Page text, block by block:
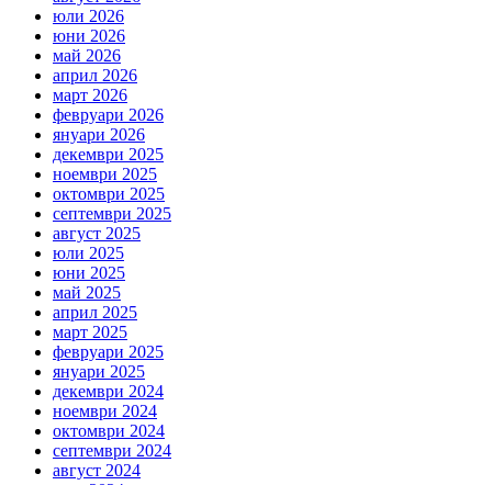
юли 2026
юни 2026
май 2026
април 2026
март 2026
февруари 2026
януари 2026
декември 2025
ноември 2025
октомври 2025
септември 2025
август 2025
юли 2025
юни 2025
май 2025
април 2025
март 2025
февруари 2025
януари 2025
декември 2024
ноември 2024
октомври 2024
септември 2024
август 2024